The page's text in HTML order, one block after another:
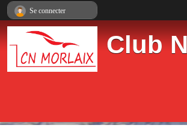
Club
Se connecter
Panneau de gestion des cookies